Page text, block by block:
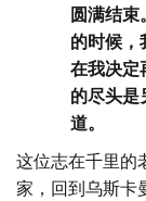
圆满结
的时候，
在我决定
的尽头是
道。
这位志在千里的
家，回到乌斯卡